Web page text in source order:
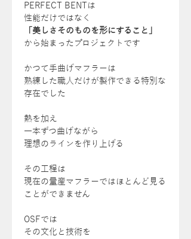
PERFECT BENTは
性能だけではなく
「美しさそのものを形にすること」
から始まったプロジェクトです
かつて手曲げマフラーは
熟練した職人だけが製作できる特別な
存在でした
熱を加え
一本ずつ曲げながら
理想のラインを作り上げる
その工程は
現在の量産マフラーではほとんど見る
ことができません
OSFでは
その文化と技術を